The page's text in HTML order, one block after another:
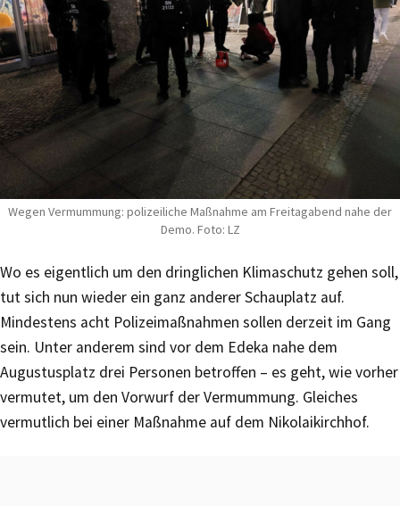
Wegen Vermummung: polizeiliche Maßnahme am Freitagabend nahe der
Demo. Foto: LZ
Wo es eigentlich um den dringlichen Klimaschutz gehen soll,
tut sich nun wieder ein ganz anderer Schauplatz auf.
Mindestens acht Polizeimaßnahmen sollen derzeit im Gang
sein. Unter anderem sind vor dem Edeka nahe dem
Augustusplatz drei Personen betroffen – es geht, wie vorher
vermutet, um den Vorwurf der Vermummung. Gleiches
vermutlich bei einer Maßnahme auf dem Nikolaikirchhof.